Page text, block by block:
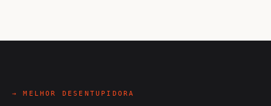
→ MELHOR DESENTUPIDORA